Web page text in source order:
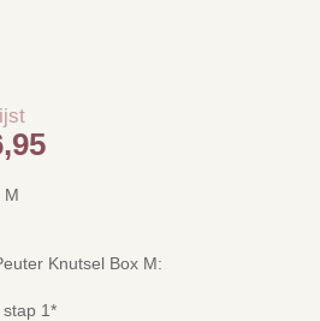
Huidige
Knutsel Box M:
1*